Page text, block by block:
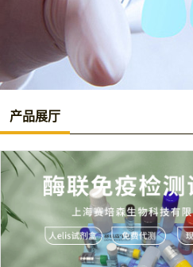
产品展厅